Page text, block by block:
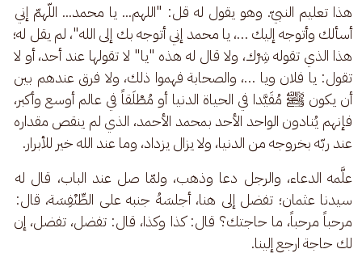
هذا تعليم النبيّ. وهو يقول له قل: "اللهم... يا محمد... اللّهمّ إني
أسألك وأتوجه إليك …، يا محمد إني أتوجه بك إلى الله"، لم يقل له؛
هذا الذي تقوله شِرْك، ولا قال له هذه "يا" لا تقولها عند أحد، أو لا
تقول: يا فلان ويا …، والصحابة فهموا ذلك، ولا فرق عندهم بين
أن يكون ﷺ مُقَيَّدا في الحياة الدنيا أو مُطْلَقاً في عالم أوسع وأكبر،
فإنهم يُنادون الواحد الأحد بمحمد الأحمد، الذي لم ينقص مقداره
عند ربّه بخروجه من الدنيا، ولا يزال يزداد، وما عند الله خير للأبرار.
علَّمه الدعاء، والرجل دعا وذهب، ولمّا صل عند الباب، قال له
سيدنا عثمان؛ تفضل إلى هنا، أجلسَهُ جنبه على الطِّنْفِسَة، قال:
مرحباً مرحباً، ما حاجتك؟ قال: كذا وكذا، قال: تفضل، تفضل، إن
لك حاجة ارجع إلينا.